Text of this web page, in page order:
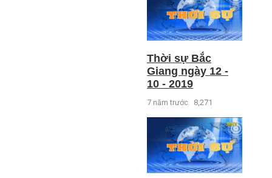
Thời sự Bắc
Giang ngày 12 -
10 - 2019
7 năm trước 8,271